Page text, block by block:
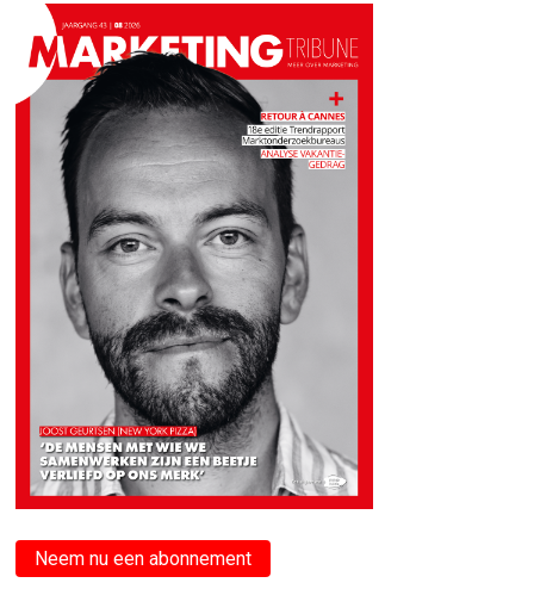
Neem nu een abonnement